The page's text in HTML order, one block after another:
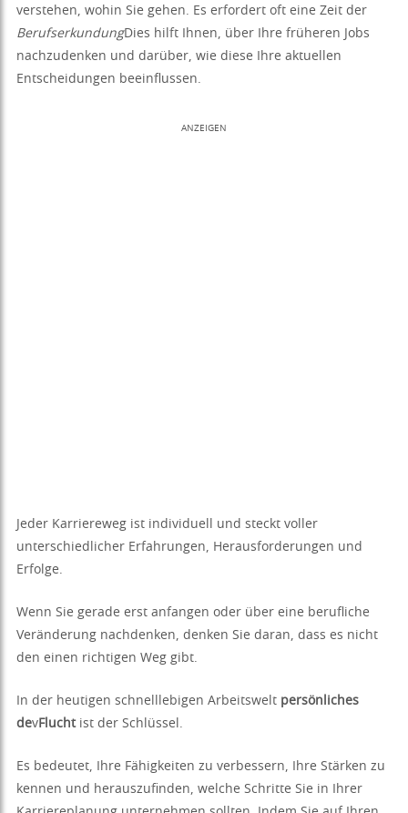
verstehen, wohin Sie gehen. Es erfordert oft eine Zeit der
BerufserkundungDies hilft Ihnen, über Ihre früheren Jobs
nachzudenken und darüber, wie diese Ihre aktuellen
Entscheidungen beeinflussen.
ANZEIGEN
Jeder Karriereweg ist individuell und steckt voller
unterschiedlicher Erfahrungen, Herausforderungen und
Erfolge.
Wenn Sie gerade erst anfangen oder über eine berufliche
Veränderung nachdenken, denken Sie daran, dass es nicht
den einen richtigen Weg gibt.
In der heutigen schnelllebigen Arbeitswelt persönliches
dev Fluchtist der Schlüssel.
Es bedeutet, Ihre Fähigkeiten zu verbessern, Ihre Stärken zu
kennen und herauszufinden, welche Schritte Sie in Ihrer